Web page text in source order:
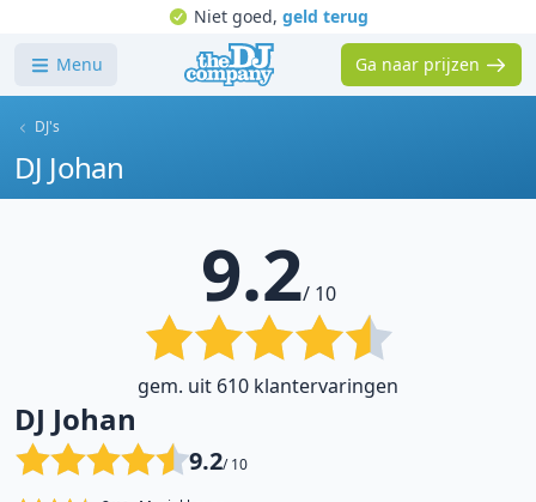
Niet goed, geld terug
Menu Ga naar prijzen
DJ's
DJ Johan
9.2/ 10
gem. uit 610 klantervaringen
DJ Johan
9.2/ 10